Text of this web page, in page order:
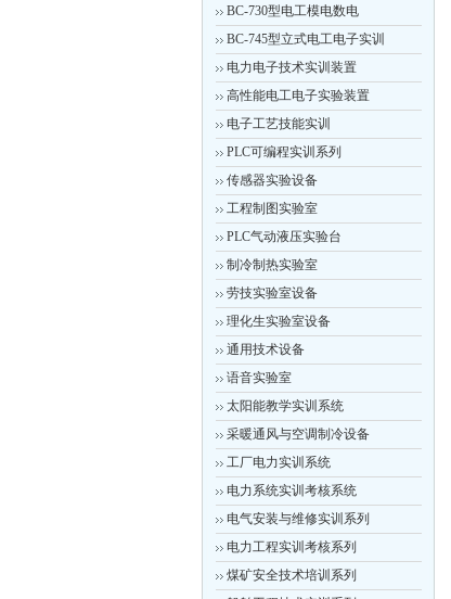
BC-730型电工模电数电
BC-745型立式电工电子实训
电力电子技术实训装置
高性能电工电子实验装置
电子工艺技能实训
PLC可编程实训系列
传感器实验设备
工程制图实验室
PLC气动液压实验台
制冷制热实验室
劳技实验室设备
理化生实验室设备
通用技术设备
语音实验室
太阳能教学实训系统
采暖通风与空调制冷设备
工厂电力实训系统
电力系统实训考核系统
电气安装与维修实训系列
电力工程实训考核系列
煤矿安全技术培训系列